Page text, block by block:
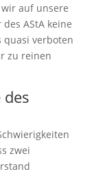
auf unsere
AStA keine
quasi verboten
zu reinen
zwei